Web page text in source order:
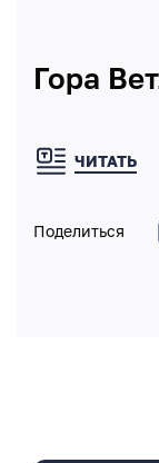
Гора
ЧИТАТЬ
Поделиться